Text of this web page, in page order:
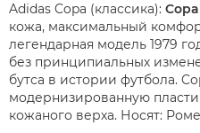
Adidas Copa (классика):
кожа, максимальный
легендарная модель 1979
без принципиальных
бутса в истории футбола.
модернизированную
кожаного верха. Носят: